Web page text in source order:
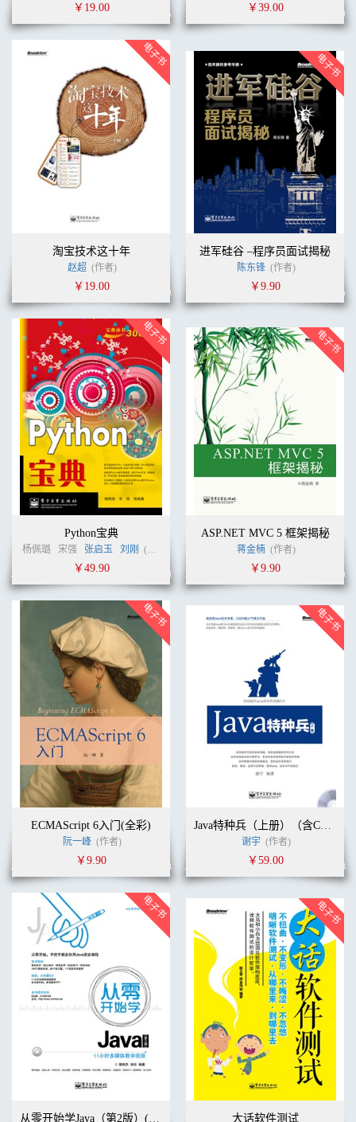
￥19.00 ￥39.00
淘宝技术这十年
赵超 (作者)
￥19.00
进军硅谷 –程序员面试揭秘
陈东锋 (作者)
￥9.90
Python宝典
杨佩璐 宋强 张启玉 刘刚 (作者)
￥49.90
ASP.NET MVC 5 框架揭秘
蒋金楠 (作者)
￥9.90
ECMAScript 6入门(全彩)
阮一峰 (作者)
￥9.90
Java特种兵（上册）（含CD光盘1张）
谢宇 (作者)
￥59.00
从零开始学Java（第2版）(含CD光盘1张) 大话软件测试